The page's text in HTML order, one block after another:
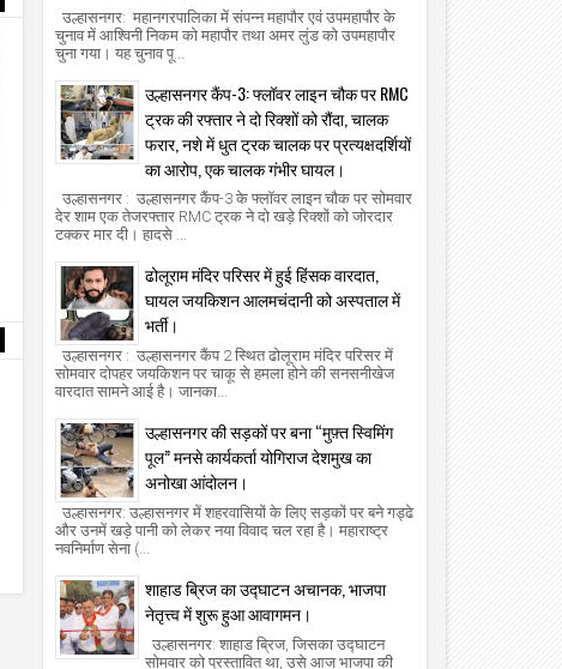
Dec
2025
बदलापुर में NSS नेतृत्व शिविर का भव्य उद्घाटन।
the new azadi times 2025/12/20
15 Dec
उल्हासनगर कैंप-3 में सिंघानिया स्कूल का भव्य
उल्हासनगर: महानगरपालिका में संपन्न महापौर एवं उपमहापौर के
चुनाव में आश्विनी निकम को महापौर तथा अमर लुंड को उपमहापौर
चुना गया। यह चुनाव पू...
उल्हासनगर कैंप-3: फ्लॉवर लाइन चौक पर RMC
ट्रक की रफ्तार ने दो रिक्शों को रौंदा, चालक
फरार, नशे में धुत ट्रक चालक पर प्रत्यक्षदर्शियों
का आरोप, एक चालक गंभीर घायल।
उल्हासनगर : उल्हासनगर कैंप-3 के फ्लॉवर लाइन चौक पर सोमवार
देर शाम एक तेजरफ्तार RMC ट्रक ने दो खड़े रिक्शों को जोरदार
टक्कर मार दी। हादसे ...
ढोलूराम मंदिर परिसर में हुई हिंसक वारदात,
घायल जयकिशन आलमचंदानी को अस्पताल में
भर्ती।
उल्हासनगर : उल्हासनगर कैंप 2 स्थित ढोलूराम मंदिर परिसर में
सोमवार दोपहर जयकिशन पर चाकू से हमला होने की सनसनीखेज
वारदात सामने आई है। जानका...
उल्हासनगर की सड़कों पर बना “मुफ़्त स्विमिंग
पूल” मनसे कार्यकर्ता योगिराज देशमुख का
अनोखा आंदोलन।
उल्हासनगर: उल्हासनगर में शहरवासियों के लिए सड़कों पर बने गड्ढे
और उनमें खड़े पानी को लेकर नया विवाद चल रहा है। महाराष्ट्र
नवनिर्माण सेना (...
शाहाड ब्रिज का उद्घाटन अचानक, भाजपा
नेतृत्त्व में शुरू हुआ आवागमन।
उल्हासनगर: शाहाड ब्रिज, जिसका उद्घाटन
सोमवार को प्रस्तावित था, उसे आज भाजपा की